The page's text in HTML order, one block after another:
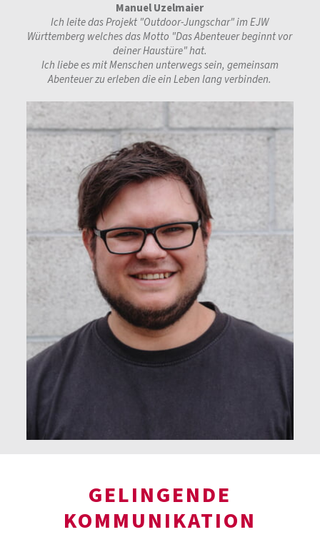
Manuel Uzelmaier
Ich leite das Projekt "Outdoor-Jungschar" im EJW
Württemberg welches das Motto "Das Abenteuer beginnt vor
deiner Haustüre" hat.
Ich liebe es mit Menschen unterwegs sein, gemeinsam
Abenteuer zu erleben die ein Leben lang verbinden.
GELINGENDE
KOMMUNIKATION